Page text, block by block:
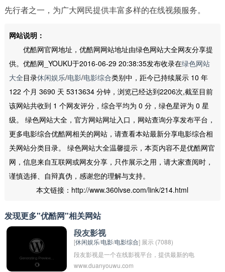
先行者之一，为广大网民提供丰富多样的在线视频服务。
网站说明：
优酷网官网地址，优酷网网站地址由绿色网站大全网友分享提
供。优酷网_YOUKU于2016-06-29 20:38:35发布收录在绿色网站
大全目录休闲娱乐/电影/电影综合类别中，距今已持续展示 10 年
122 个月 3690 天 5313634 分钟，浏览已经达到2206次,截至目前
该网站共收到 1 个网友评分，综合平均为 0 分，绿色星评为 0 星
级。 绿色网站大全，官方网站网址入口，网站查询分享发布平台，
更多电影综合优酷网相关的网站，请查看本站最新分享电影综合相
关网站分类目录。 绿色网站大全温馨提示，本页内容不是优酷网官
网，信息来自互联网或网友分享，只作展示之用，请大家查阅时，
谨慎选择、自辩真伪，感谢您的理解与支持。
本文链接：http://www.360lvse.com/link/214.html
发现更多"优酷网"相关网站
段友影视
[休闲娱乐/电影/电影综合] 展示 (7088)
段友影视是一个在线影视平台，提供最新的电
影、电视剧、综艺节目等视频资源，并且用户可
www.duanyouwu.com